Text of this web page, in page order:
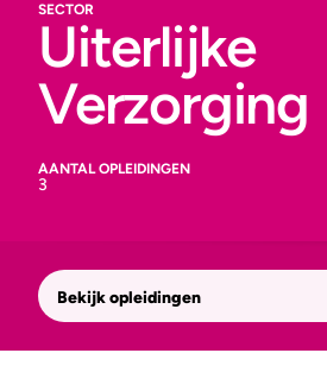
SECTOR
Uiterlijke
Verzorging
AANTAL OPLEIDINGEN
3
Bekijk opleidingen